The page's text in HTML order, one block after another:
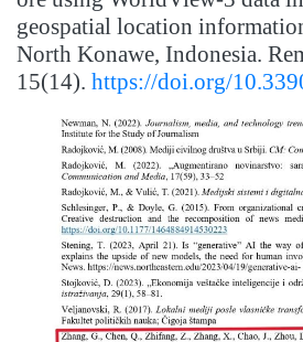
geospatial location
North Konawe, Indonesia.
15(14). https://doi.org/